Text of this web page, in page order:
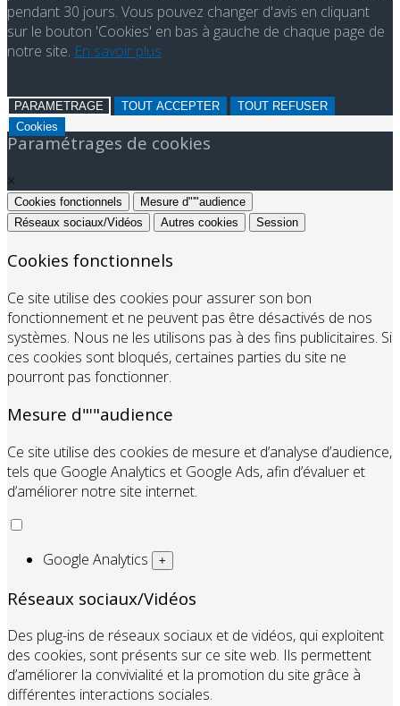
pendant 30 jours. Vous pouvez changer d'avis en cliquant
sur le bouton 'Cookies' en bas à gauche de chaque page de
notre site. En savoir plus
PARAMETRAGE TOUT ACCEPTER
TOUT REFUSER
Cookies
Paramétrages de cookies
×
Cookies fonctionnels
Mesure d"'"audience
Réseaux sociaux/Vidéos
Autres cookies Session
Cookies fonctionnels
Ce site utilise des cookies pour assurer son bon
fonctionnement et ne peuvent pas être désactivés de nos
systèmes. Nous ne les utilisons pas à des fins publicitaires. Si
ces cookies sont bloqués, certaines parties du site ne
pourront pas fonctionner.
Mesure d"'"audience
Ce site utilise des cookies de mesure et d’analyse d’audience,
tels que Google Analytics et Google Ads, afin d’évaluer et
d’améliorer notre site internet.
Google Analytics +
Réseaux sociaux/Vidéos
Des plug-ins de réseaux sociaux et de vidéos, qui exploitent
des cookies, sont présents sur ce site web. Ils permettent
d’améliorer la convivialité et la promotion du site grâce à
différentes interactions sociales.